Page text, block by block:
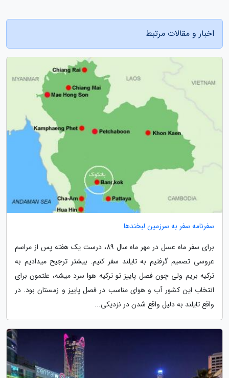
اخبار و مقالات مرتبط
سفرنامه سفر به سرزمین لبخندها
برای سفر ماه عسل در مهر ماه سال 89، درست یک هفته پس از مراسم
عروسی تصمیم گرفتیم به تایلند سفر کنیم. بیشتر ترجیح میدادیم به
ترکیه بریم ولی چون فصل پاییز تو ترکیه هوا سرد میشه، علتمون برای
انتخاب این کشور آب و هوای مناسب در فصل پاییز و زمستان بود. در
واقع تایلند به دلیل واقع شدن در نزدیکی...